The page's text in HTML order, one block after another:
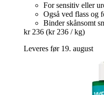
For sensitiv eller
Også ved flass og
Binder skånsomt
kr 236 (kr 236 / kg)
Leveres før 19. august